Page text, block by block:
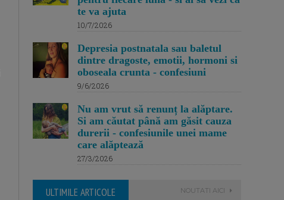
te va ajuta
10/7/2026
Depresia postnatala sau baletul
dintre dragoste, emotii, hormoni si
oboseala crunta - confesiuni
9/6/2026
Nu am vrut să renunț la alăptare.
Si am căutat până am găsit cauza
durerii - confesiunile unei mame
care alăptează
27/3/2026
ULTIMILE ARTICOLE NOUTATI AICI